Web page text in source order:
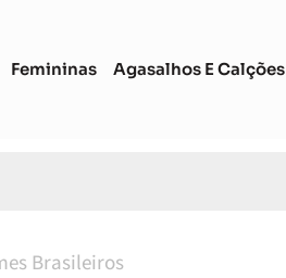
Femininas Agasalhos E Calções
Brasileiros